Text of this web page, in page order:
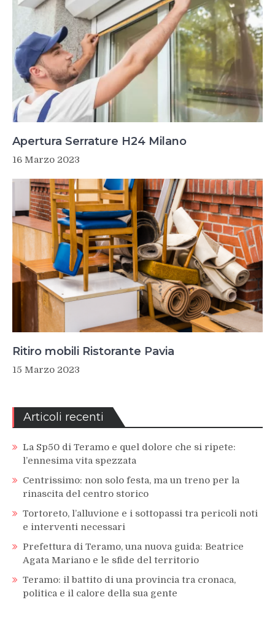
Apertura Serrature H24 Milano
16 Marzo 2023
Ritiro mobili Ristorante Pavia
15 Marzo 2023
Articoli recenti
La Sp50 di Teramo e quel dolore che si ripete:
l’ennesima vita spezzata
Centrissimo: non solo festa, ma un treno per la
rinascita del centro storico
Tortoreto, l’alluvione e i sottopassi tra pericoli noti
e interventi necessari
Prefettura di Teramo, una nuova guida: Beatrice
Agata Mariano e le sfide del territorio
Teramo: il battito di una provincia tra cronaca,
politica e il calore della sua gente